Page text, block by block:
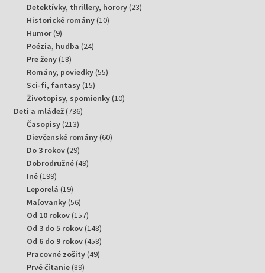
produktov
Detektívky, thrillery, horory 2323
Historické romány 1010
Humor 99
produktov
Poézia, hudba 2424
Pre ženy 1818
produktov
Romány, poviedky 5555
Sci-fi, fantasy 1515
produktov
Životopisy, spomienky 1010
Deti a mládež 736736
Časopisy 213213
produktov
Dievčenské romány 6060
Do 3 rokov 2929
produktov
Dobrodružné 4949
Iné 199199
produktov
Leporelá 1919
produktov
Maľovanky 5656
produktov
Od 10 rokov 157157
produktov
Od 3 do 5 rokov 148148
produktov
Od 6 do 9 rokov 458458
produktov
Pracovné zošity 4949
Prvé čítanie 8989